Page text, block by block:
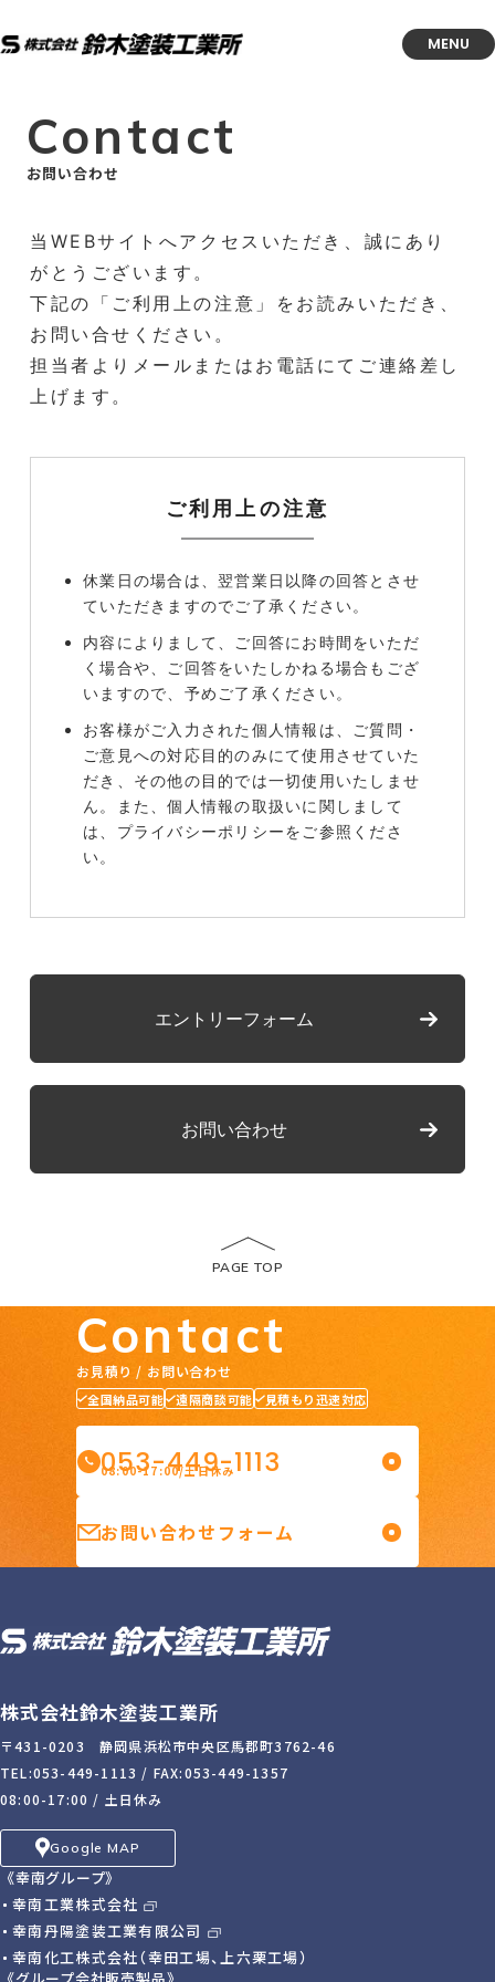
MENU
Contact
お問い合わせ
当WEBサイトへアクセスいただき、誠にあり
がとうございます。
下記の「ご利用上の注意」をお読みいただき、
お問い合せください。
担当者よりメールまたはお電話にてご連絡差し
上げます。
ご利用上の注意
休業日の場合は、翌営業日以降の回答とさせ
ていただきますのでご了承ください。
内容によりまして、ご回答にお時間をいただ
く場合や、ご回答をいたしかねる場合もござ
いますので、予めご了承ください。
お客様がご入力された個人情報は、ご質問・
ご意見への対応目的のみにて使用させていた
だき、その他の目的では一切使用いたしませ
ん。また、個人情報の取扱いに関しまして
は、プライバシーポリシーをご参照くださ
い。
エントリーフォーム
お問い合わせ
PAGE TOP
Contact
お見積り / お問い合わせ
全国納品可能 遠隔商談可能 見積もり迅速対応
053-449-1113
08:00-17:00/土日休み
お問い合わせフォーム
株式会社鈴木塗装工業所
〒431-0203 静岡県浜松市中央区馬郡町3762-46
TEL:053-449-1113 / FAX:053-449-1357
08:00-17:00 / 土日休み
Google MAP
《幸南グループ》
幸南工業株式会社
幸南丹陽塗装工業有限公司
幸南化工株式会社（幸田工場、上六栗工場）